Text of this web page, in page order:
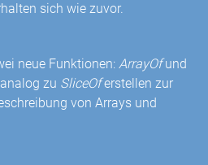
sich wie zuvor.
neue Funktionen:ArrayOfund
zu SliceOferstellen zur
von Arrays und